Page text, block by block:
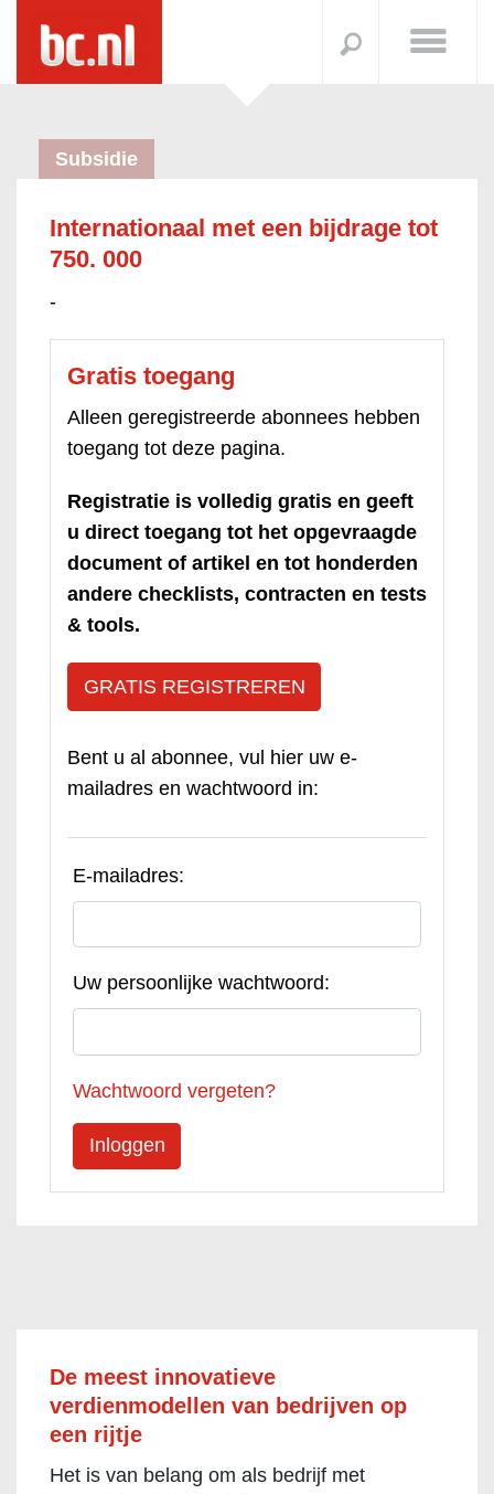
Subsidie
Internationaal met een bijdrage tot
750. 000
-
Gratis toegang
Alleen geregistreerde abonnees hebben
toegang tot deze pagina.
Registratie is volledig gratis en geeft
u direct toegang tot het opgevraagde
document of artikel en tot honderden
andere checklists, contracten en tests
& tools.
GRATIS REGISTREREN
Bent u al abonnee, vul hier uw e-
mailadres en wachtwoord in:
E-mailadres:
Uw persoonlijke wachtwoord:
Wachtwoord vergeten?
De meest innovatieve
verdienmodellen van bedrijven op
een rijtje
Het is van belang om als bedrijf met